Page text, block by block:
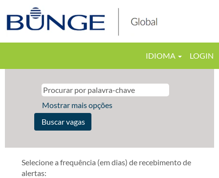
IDIOMA LOGIN
Mostrar mais opções
Selecione a frequência (em dias) de recebimento de
alertas: